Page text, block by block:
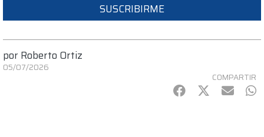
SUSCRIBIRME
por Roberto Ortiz
05/07/2026
COMPARTIR
Facebook
Twitter
mail